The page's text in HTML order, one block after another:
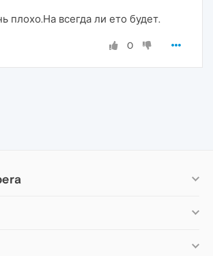
плохо.На всегда ли ето будет.
0